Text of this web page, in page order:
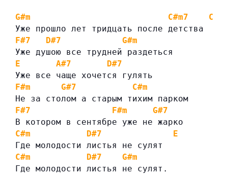
G#m C#m7
C#m
Уже прошло лет тридцать после детства
F#7
D#7
G#m
Уже душою все трудней раздеться
E
A#7
D#7
Уже все чаще хочется гулять
F#m
G#7
C#m
Не за столом а старым тихим парком
F#7
F#m
G#7
В котором в сентябре уже не жарко
C#m
D#7
E
Где молодости листья не сулят
C#m
D#7
G#m
Где молодости листья не сулят.